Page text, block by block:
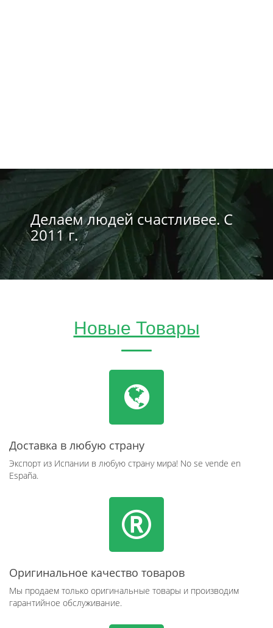
Делаем людей счастливее. С
2011 г.
Новые Товары
Доставка в любую страну
Экспорт из Испании в любую страну мира! No se vende en
España.
Оригинальное качество товаров
Мы продаем только оригинальные товары и производим
гарантийное обслуживание.